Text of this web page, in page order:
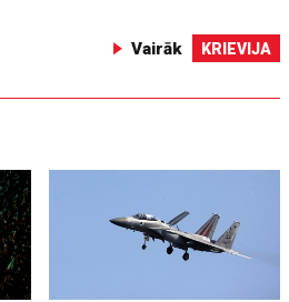
Vairāk KRIEVIJA